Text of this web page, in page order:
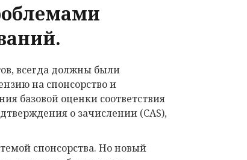
всегда должны были
на спонсорство и
базовой оценки соответствия
о зачислении (CAS),
спонсорства. Но новый